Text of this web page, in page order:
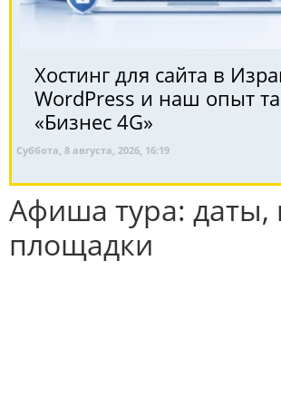
Хостинг для сайта в
WordPress и наш опыт
«Бизнес 4G»
Суббота, 8 августа, 2026, 16:19
Афиша тура: даты,
площадки